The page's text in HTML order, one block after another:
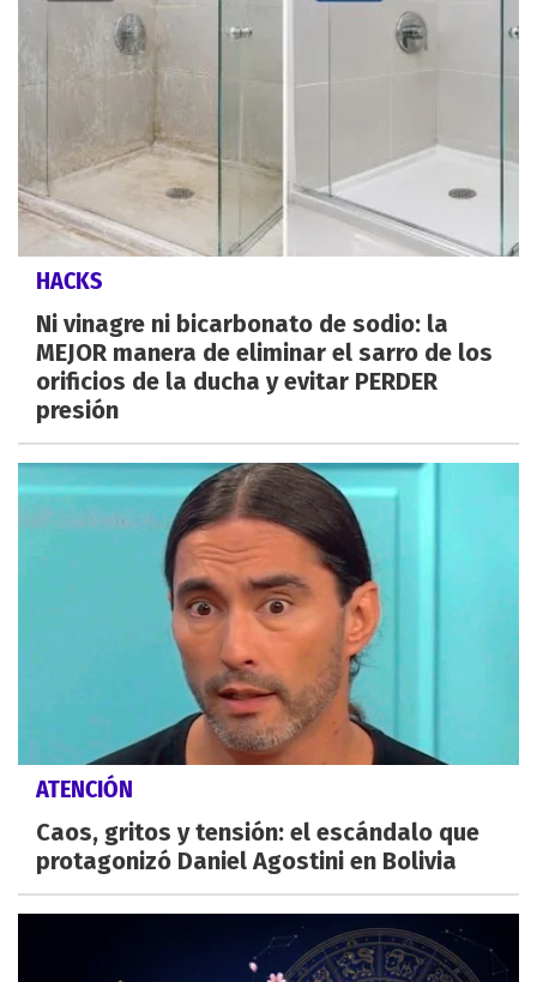
HACKS
Ni vinagre ni bicarbonato de sodio: la
MEJOR manera de eliminar el sarro de los
orificios de la ducha y evitar PERDER
presión
ATENCIÓN
Caos, gritos y tensión: el escándalo que
protagonizó Daniel Agostini en Bolivia